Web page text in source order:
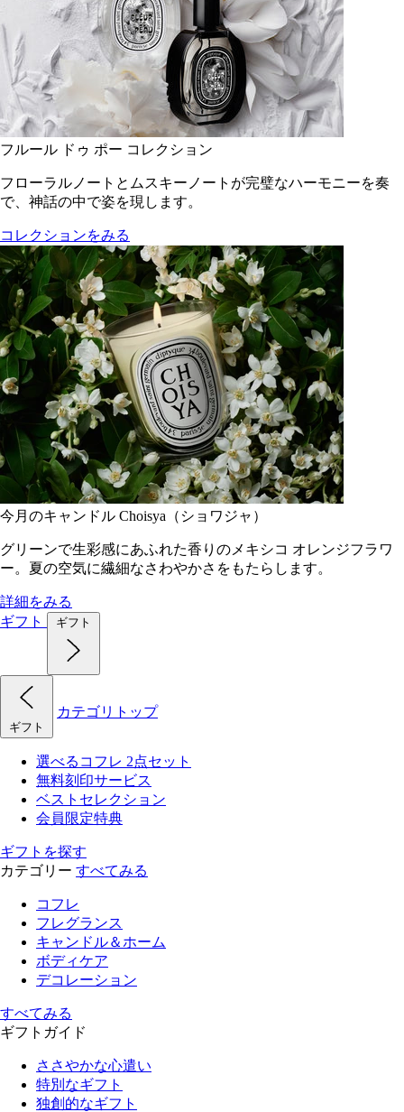
フルール ドゥ ポー コレクション
フローラルノートとムスキーノートが完璧なハーモニーを奏
で、神話の中で姿を現します。
コレクションをみる
今月のキャンドル Choisya（ショワジャ）
グリーンで生彩感にあふれた香りのメキシコ オレンジフラワ
ー。夏の空気に繊細なさわやかさをもたらします。
詳細をみる
ギフト
ギフト
ギフト
カテゴリトップ
選べるコフレ 2点セット
無料刻印サービス
ベストセレクション
会員限定特典
ギフトを探す
カテゴリー すべてみる
コフレ
フレグランス
キャンドル＆ホーム
ボディケア
デコレーション
すべてみる
ギフトガイド
ささやかな心遣い
特別なギフト
独創的なギフト